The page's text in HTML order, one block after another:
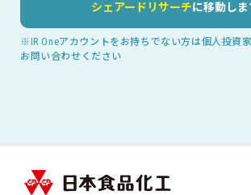
シェアードリサーチに移動しま
※IR Oneアカウントをお持ちでない方は個人投資
お問い合わせください